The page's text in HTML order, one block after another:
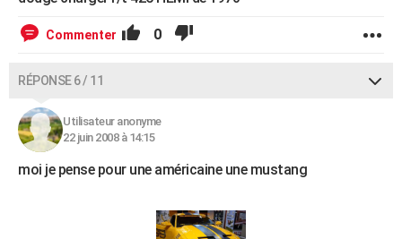
Commenter 0
RÉPONSE 6 / 11
Utilisateur anonyme
22 juin 2008 à 14:15
moi je pense pour une américaine une mustang